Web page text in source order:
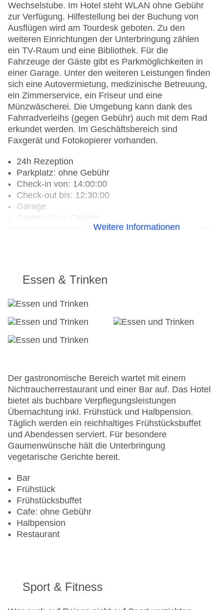
Wechselstube. Im Hotel steht WLAN ohne Gebühr
zur Verfügung. Hilfestellung bei der Buchung von
Ausflügen wird am Tourdesk geboten. Zu den
weiteren Einrichtungen der Unterbringung zählen
ein TV-Raum und eine Bibliothek. Für die
Fahrzeuge der Gäste gibt es Parkmöglichkeiten in
einer Garage. Unter den weiteren Leistungen finden
sich eine Autovermietung, medizinische Betreuung,
ein Zimmerservice, ein Friseur und eine
Münzwäscherei. Die Umgebung kann dank des
Fahrradverleihs (gegen Gebühr) auch mit dem Rad
erkundet werden. Im Geschäftsbereich sind
Faxgerät und Fotokopierer vorhanden.
24h Rezeption
Parkplatz: ohne Gebühr
Check-in von: 14:00:00
Check-out bis: 12:30:00
Garage
Anzahl der Aufzüge: 1
Zimmerservice
Gesamtanzahl der Stockwerke: 5
Gesamtanzahl der Zimmer: 32
Landeskategorie: 3 Sterne
Weitere Informationen
Essen & Trinken
Der gastronomische Bereich wartet mit einem
Nichtraucherrestaurant und einer Bar auf. Das Hotel
bietet als buchbare Verpflegungsleistungen
Übernachtung inkl. Frühstück und Halbpension.
Täglich werden ein reichhaltiges Frühstücksbuffet
und Abendessen serviert. Für besondere
Gaumenwünsche hält die Unterbringung
vegetarische Gerichte bereit.
Bar
Frühstück
Frühstücksbuffet
Cafe: ohne Gebühr
Halbpension
Restaurant
Sport & Fitness